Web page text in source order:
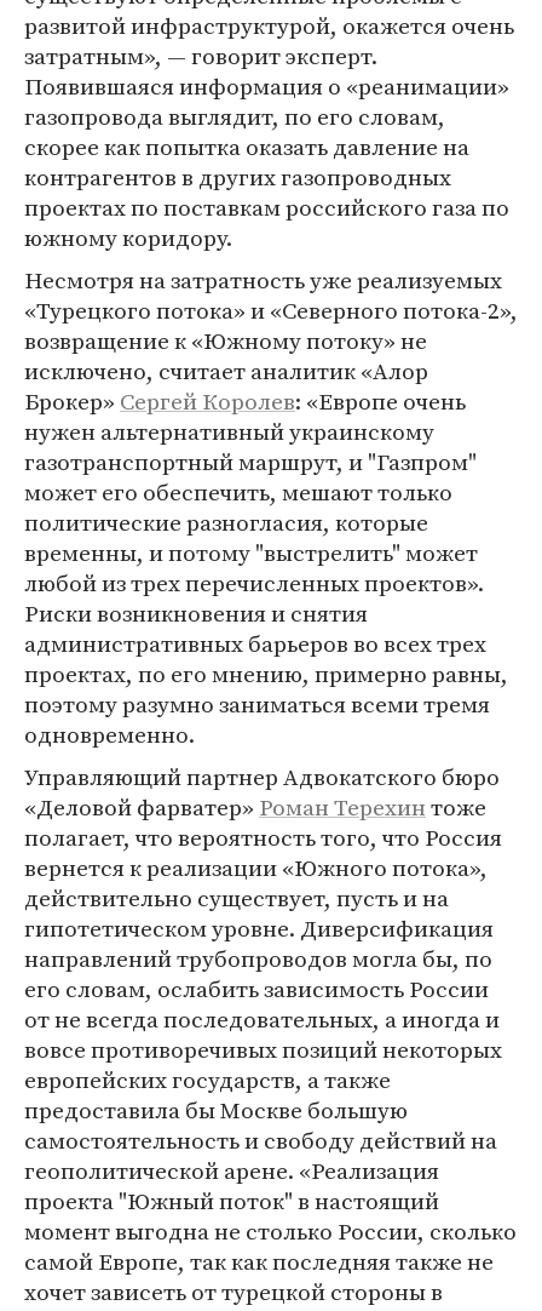
развитой инфраструктурой, окажется очень
затратным», — говорит эксперт.
Появившаяся информация о «реанимации»
газопровода выглядит, по его словам,
скорее как попытка оказать давление на
контрагентов в других газопроводных
проектах по поставкам российского газа по
южному коридору.
Несмотря на затратность уже реализуемых
«Турецкого потока» и «Северного потока-2»,
возвращение к «Южному потоку» не
исключено, считает аналитик «Алор
Брокер» Сергей Королев: «Европе очень
нужен альтернативный украинскому
газотранспортный маршрут, и "Газпром"
может его обеспечить, мешают только
политические разногласия, которые
временны, и потому "выстрелить" может
любой из трех перечисленных проектов».
Риски возникновения и снятия
административных барьеров во всех трех
проектах, по его мнению, примерно равны,
поэтому разумно заниматься всеми тремя
одновременно.
Управляющий партнер Адвокатского бюро
«Деловой фарватер» Роман Терехинтоже
полагает, что вероятность того, что Россия
вернется к реализации «Южного потока»,
действительно существует, пусть и на
гипотетическом уровне. Диверсификация
направлений трубопроводов могла бы, по
его словам, ослабить зависимость России
от не всегда последовательных, а иногда и
вовсе противоречивых позиций некоторых
европейских государств, а также
предоставила бы Москве большую
самостоятельность и свободу действий на
геополитической арене. «Реализация
проекта "Южный поток" в настоящий
момент выгодна не столько России, сколько
самой Европе, так как последняя также не
хочет зависеть от турецкой стороны в